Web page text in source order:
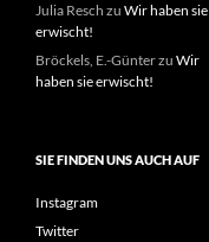
Julia Resch zu Wir haben sie
erwischt!
Bröckels, E.-Günterzu Wir
haben sie erwischt!
SIE FINDEN UNS AUCH AUF
Instagram
Twitter